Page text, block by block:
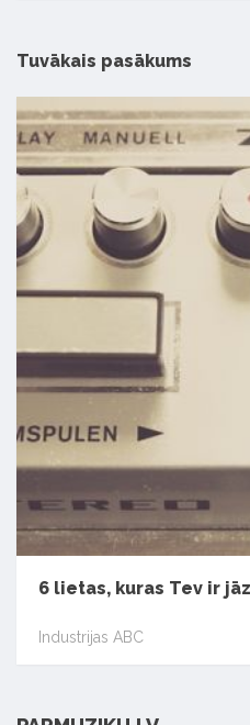
Tuvākais pasākums
6 lietas, kuras Tev ir
Industrijas ABC